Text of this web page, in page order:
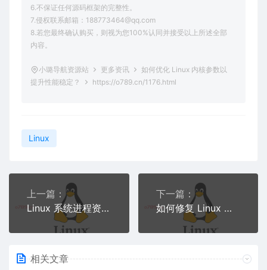
6.不保证任何源码框架的完整性。
7.侵权联系邮箱：188773464@qq.com
8.若您最终确认购买，则视为您100%认同并接受以上所述全部
内容。
小璐导航资源站 更多资讯
如何优化 Linux 内核参数以
提升性能稳定？
https://o789.cn/1176.html
Linux
上一篇：
Linux 系统进程资源限制的应对方法是什么？
下一篇：
如何修复 Linux 系统文件系统错误和损坏？
相关文章